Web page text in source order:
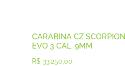
CARABINA CZ SCORPION
EVO 3 CAL. 9MM
R$ 33.250,00